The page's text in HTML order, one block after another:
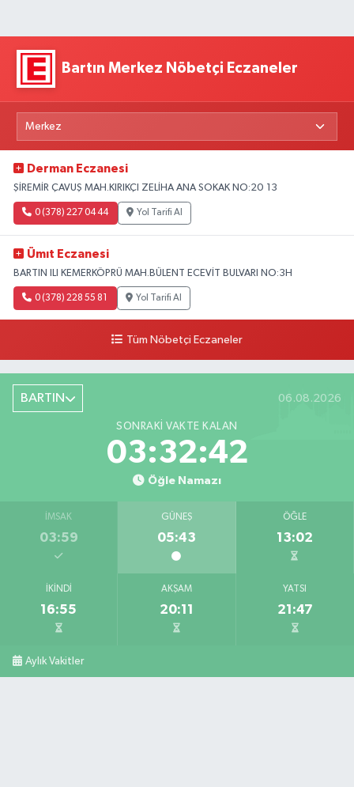
Bartın Merkez Nöbetçi Eczaneler
Derman Eczanesi
ŞİREMİR ÇAVUŞ MAH.KIRIKÇI ZELİHA ANA SOKAK NO:20 13
0 (378) 227 04 44 Yol Tarifi Al
Ümıt Eczanesi
BARTIN ILI KEMERKÖPRÜ MAH.BÜLENT ECEVİT BULVARI NO:3H
0 (378) 228 55 81 Yol Tarifi Al
Tüm Nöbetçi Eczaneler
BARTIN 06.08.2026
SONRAKI VAKTE KALAN
03:32:40
Öğle Namazı
İMSAK
03:59
GÜNEŞ
05:43
ÖĞLE
13:02
İKINDI
16:55
AKŞAM
20:11
YATSI
21:47
Aylık Vakitler